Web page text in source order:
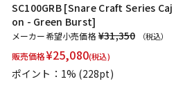
SC100GRB [Snare Craft Series Caj
on - Green Burst]
メーカー希望小売価格¥31,350 （税込）
販売価格¥25,080(税込)
ポイント：1% (228pt)